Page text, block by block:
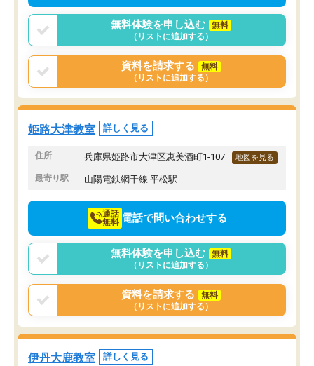
無料体験を申し込む
無料
（リストに追加する）
資料を請求する
無料
（リストに追加する）
姫路大津教室 詳しく見る
住所 兵庫県姫路市大津区恵美酒町1-107 地図を見る
最寄り駅 山陽電鉄網干線 平松駅
通話
無料 電話で問い合わせする
無料体験を申し込む
無料
（リストに追加する）
資料を請求する
無料
（リストに追加する）
伊丹大鹿教室 詳しく見る